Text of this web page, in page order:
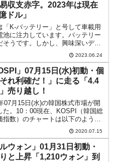
収支赤字。2023年は現在
ドル」
「K-バッテリー」と号して車載用
池に注力しています。バッテリー
そうです。しかし、興味深いデー
るのです。車載用二次電池の輸出
の差、すなわち貿易収支（輸出 -
を出してみると、意外なことが分
す。2023...
2023.06.24
」07月15日(水)初動・個
れ利確だ！」に走る「4.4
売り越し！
07月15日(水)の韓国株式市場が開
た。10：00現在、KOSPI（韓国総
指数）のチャートは以下のように
』より引用）。ドンとギ
アップしてスタートしたのです
...
2020.07.15
ルウォン」01月31日初動・
と上昇「1,210ウォン」到